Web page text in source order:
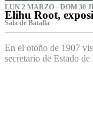
LUN 2 MARZO - DOM 30
Elihu Root,
Sala de Batalla
En el otoño de 1907
secretario de Estado